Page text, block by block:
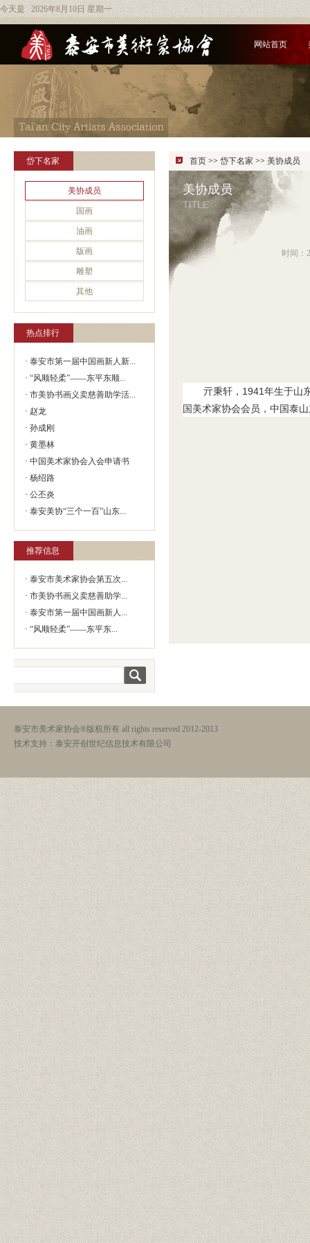
今天是 2026年8月10日 星期一
网站首页
岱下名家
美协成员
国画
油画
版画
雕塑
其他
热点排行
· 泰安市第一届中国画新人新...
· “风顺轻柔”——东平东顺...
· 市美协书画义卖慈善助学活...
· 赵龙
· 孙成刚
· 黄墨林
· 中国美术家协会入会申请书
· 杨绍路
· 公丕炎
· 泰安美协“三个一百”山东...
推荐信息
· 泰安市美术家协会第五次...
· 市美协书画义卖慈善助学...
· 泰安市第一届中国画新人...
· “风顺轻柔”——东平东...
首页 >> 岱下名家 >> 美协成员
美协成员
时间：
亓秉轩， 1941 年生于山
国美术家协会会员，中国泰
泰安市美术家协会®版权所有 all rights reserved 2012-2013
技术支持：泰安开创世纪信息技术有限公司